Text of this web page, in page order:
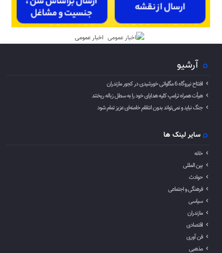
اخبار عمومی
آرشیو
افتتاح نیروگاه 6 مگاواتی خورشیدی در کجور مازندران
هیأت همراه ترامپ کلیه هدایای خود را به سطل زباله ریختند
جنگ نباید و نمی‌تواند بدون انتقام خامنه‌ای عزیز تمام شود
سایر لینک ها
خانه
بین المللی
حوادث
فرهنگی و اجتماعی
سیاسی
مازندران
اقتصادی
فن آوری
مذهبی